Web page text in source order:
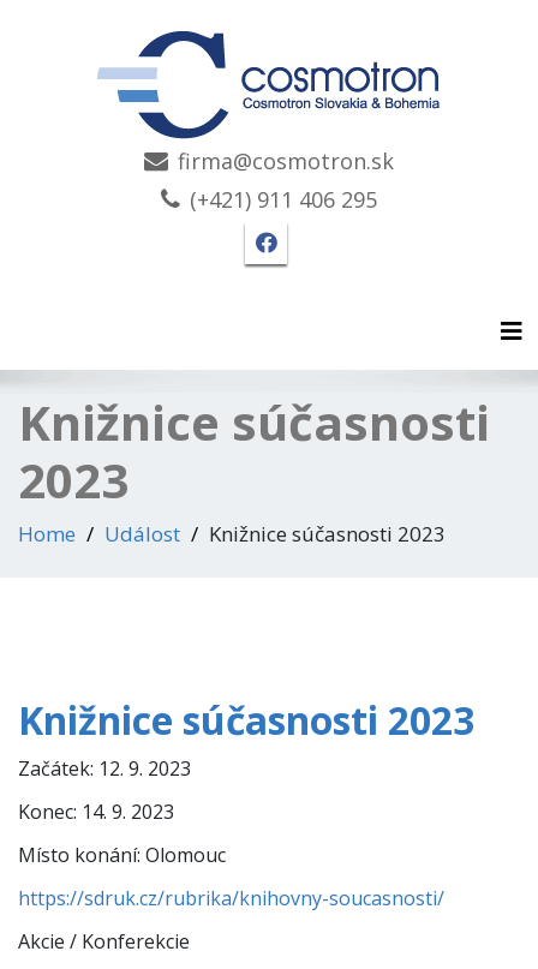
firma@cosmotron.sk
(+421) 911 406 295
Facebook stránka
Knižnice súčasnosti
2023
Home Událost Knižnice súčasnosti 2023
Knižnice súčasnosti 2023
Začátek: 12. 9. 2023
Konec: 14. 9. 2023
Místo konání: Olomouc
https://sdruk.cz/rubrika/knihovny-soucasnosti/
Akcie / Konferekcie